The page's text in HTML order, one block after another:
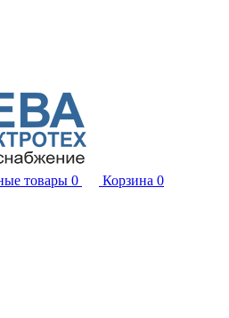
товары 0 Корзина 0